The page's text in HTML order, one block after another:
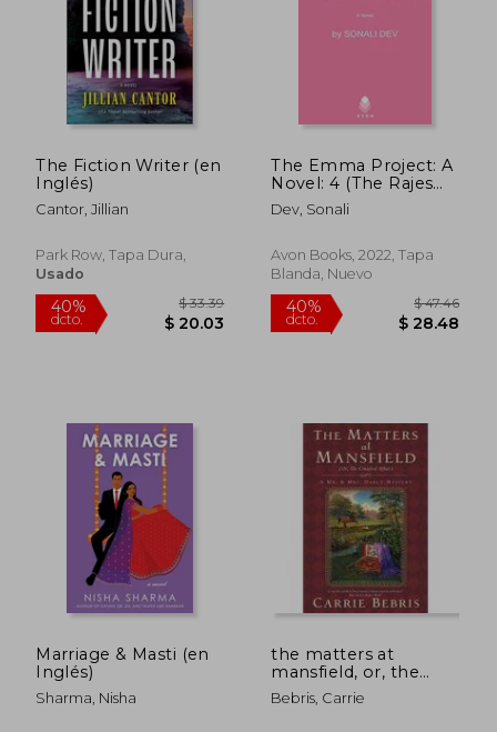
$ 26.53 $
45%
dcto.
40%
dcto.
The Fiction Writer (en
Inglés)
Cantor, Jillian
Park Row, Tapa Dura,
Usado
The Emma Project: A
Novel: 4 (The Rajes
Series) (en Inglés)
Dev, Sonali
Avon Books, 2022, Tapa
Blanda, Nuevo
Marriage & Masti (en
Inglés)
Sharma, Nisha
the matters at
mansfield, or, the
crawford affair (en
Inglés)
Bebris, Carrie